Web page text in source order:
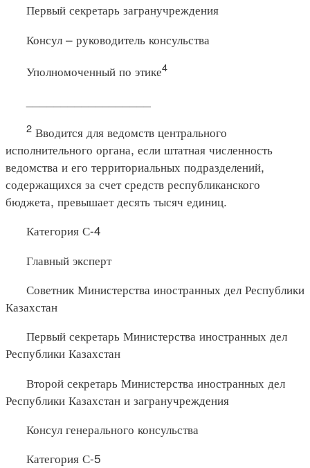
Первый секретарь загранучреждения
Консул – руководитель консульства
Уполномоченный по этике4
2 Вводится для ведомств центрального
исполнительного органа, если штатная численность
ведомства и его территориальных подразделений,
содержащихся за счет средств республиканского
бюджета, превышает десять тысяч единиц.
Категория С-4
Главный эксперт
Советник Министерства иностранных дел Республики
Казахстан
Первый секретарь Министерства иностранных дел
Республики Казахстан
Второй секретарь Министерства иностранных дел
Республики Казахстан и загранучреждения
Консул генерального консульства
Категория С-5